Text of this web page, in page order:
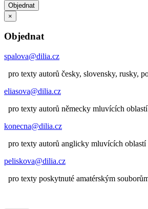
Objednat
×
Objednat
spalova@dilia.cz
pro texty autorů česky, slovensky, rusky,
eliasova@dilia.cz
pro texty autorů německy mluvících
konecna@dilia.cz
pro texty autorů anglicky mluvících oblastí
peliskova@dilia.cz
pro texty poskytnuté amatérským